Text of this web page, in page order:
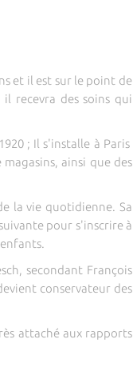
et il est sur le point de
recevra des soins qui
; Il s'installe à Paris
ainsi que des
la vie quotidienne. Sa
pour s'inscrire à
secondant François
conservateur des
attaché aux rapports